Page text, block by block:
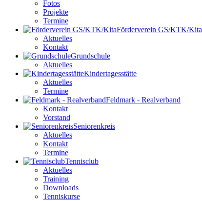
Fotos
Projekte
Termine
Förderverein GS/KTK/Kita
Aktuelles
Kontakt
Grundschule
Aktuelles
Kindertagesstätte
Aktuelles
Termine
Feldmark - Realverband
Kontakt
Vorstand
Seniorenkreis
Aktuelles
Kontakt
Termine
Tennisclub
Aktuelles
Training
Downloads
Tenniskurse